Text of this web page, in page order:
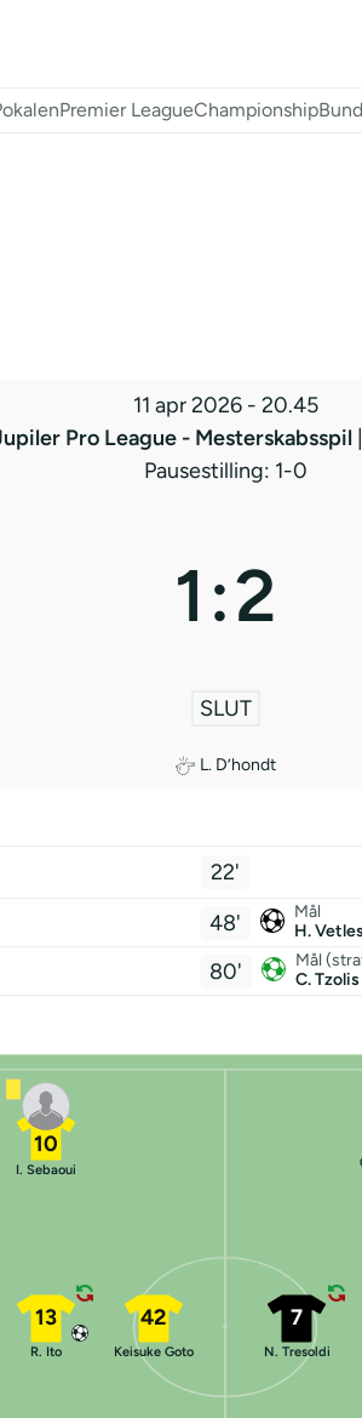
Premier LeagueChampionship
11 apr 2026 - 20.45
Pro League - Mesterskabsspil
Pausestilling: 1-0
1:2
SLUT
L. D’hondt
22'
48'
Mål
H.
80'
Mål
C. Tzolis
10
I. Sebaoui
13
R. Ito
42
Keisuke Goto
7
N. Tresoldi